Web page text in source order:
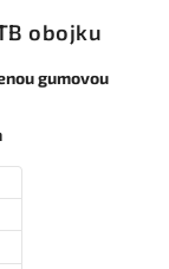
obojku
gumovou